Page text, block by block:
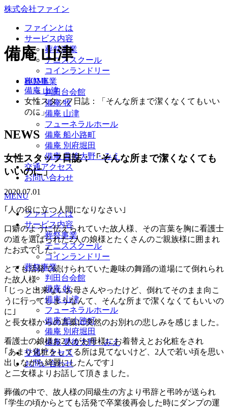
株式会社ファイン
ファインとは
サービス内容
葬祭事業
テニススクール
コインランドリー
葬祭事業
判田台会館
備庵 牧
備庵 山津
フューネラルホール
備庵 船小路町
備庵 別府堀田
備庵 豊後大野・みえ
交通アクセス
お問い合わせ
MENU
ファインとは
サービス内容
葬祭事業
テニススクール
コインランドリー
葬祭事業
判田台会館
備庵 牧
備庵 山津
フューネラルホール
備庵 船小路町
備庵 別府堀田
備庵 豊後大野・みえ
交通アクセス
お問い合わせ
備庵 山津
HOME
備庵 山津
女性スタッフ日誌：「そんな所まで潔くなくてもいい
のに」
NEWS
女性スタッフ日誌：「そんな所まで潔くなくても
いいのに」
2020.07.01
｢人の役に立つ人間になりなさい｣
口癖のように伝えられていた故人様、その言葉を胸に看護士
の道を選ばられた2人の娘様とたくさんのご親族様に囲まれ
たお式でした。
とても活発で続けられていた趣味の舞踊の道場にて倒れられ
た故人様
｢じっと出来ないお母さんやったけど、倒れてそのまま向こ
うに行ってしまうなんて、そんな所まで潔くなくてもいいの
に｣
と長女様からの言葉に突然のお別れの悲しみを感じました。
看護士の娘様お2人がお母様にお着替えとお化粧をされ
｢あまり化粧をしてる所は見てないけど、2人で若い頃を思い
出しながら綺麗にしたんです｣
と二女様よりお話して頂きました。
葬儀の中で、故人様の同級生の方より弔辞と弔吟が送られ
｢学生の頃からとても活発で卒業後再会した時にダンプの運